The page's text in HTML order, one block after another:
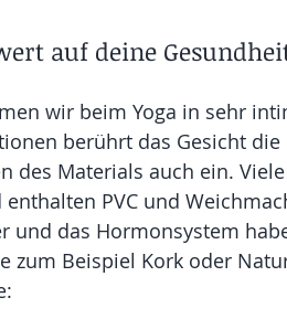
auf deine
wir beim Yoga in sehr
berührt das Gesicht
des Materials auch ein.
PVC und
und das Hormonsystem
zum Beispiel Kork oder